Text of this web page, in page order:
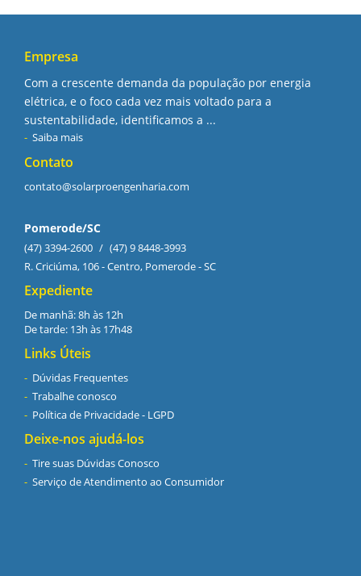
Empresa
Com a crescente demanda da população por energia
elétrica, e o foco cada vez mais voltado para a
sustentabilidade, identificamos a ...
Saiba mais
Contato
contato@solarproengenharia.com
Pomerode/SC
(47) 3394-2600 / (47) 9 8448-3993
R. Criciúma, 106 - Centro, Pomerode - SC
Expediente
De manhã: 8h às 12h
De tarde: 13h às 17h48
Links Úteis
Dúvidas Frequentes
Trabalhe conosco
Política de Privacidade - LGPD
Deixe-nos ajudá-los
Tire suas Dúvidas Conosco
Serviço de Atendimento ao Consumidor